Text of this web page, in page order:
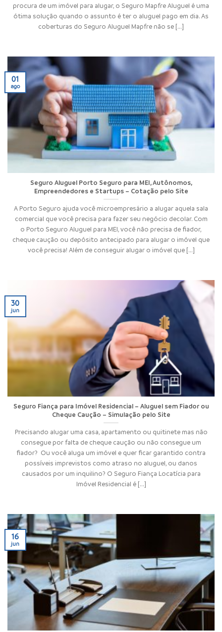
procura de um imóvel para alugar, o Seguro Mapfre Aluguel é uma
ótima solução quando o assunto é ter o aluguel pago em dia. As
coberturas do Seguro Aluguel Mapfre não se [...]
Seguro Aluguel Porto Seguro para MEI, Autônomos,
Empreendedores e Startups – Cotação pelo Site
A Porto Seguro ajuda você microempresário a alugar aquela sala
comercial que você precisa para fazer seu negócio decolar. Com
o Porto Seguro Aluguel para MEI, você não precisa de fiador,
cheque caução ou depósito antecipado para alugar o imóvel que
você precisa! Além de conseguir alugar o imóvel que [...]
01
ago
Seguro Fiança para Imóvel Residencial – Aluguel sem Fiador ou
Cheque Caução – Simulação pelo Site
Precisando alugar uma casa, apartamento ou quitinete mas não
consegue por falta de cheque caução ou não consegue um
fiador? Ou você aluga um imóvel e quer ficar garantido contra
possíveis imprevistos como atraso no aluguel, ou danos
causados por um inquilino? O Seguro Fiança Locatícia para
Imóvel Residencial é [...]
30
jun
16
jun